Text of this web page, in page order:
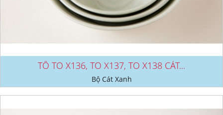
TÔ TO X136, TO X137, TO X138 CÁT...
Bộ Cát Xanh